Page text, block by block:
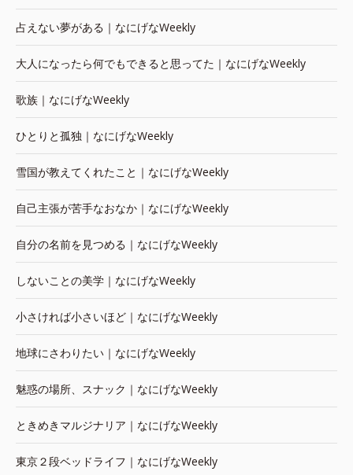
占えない夢がある｜なにげなWeekly
大人になったら何でもできると思ってた｜なにげなWeekly
歌族｜なにげなWeekly
ひとりと孤独｜なにげなWeekly
雪国が教えてくれたこと｜なにげなWeekly
自己主張が苦手なおなか｜なにげなWeekly
自分の名前を見つめる｜なにげなWeekly
しないことの美学｜なにげなWeekly
小さければ小さいほど｜なにげなWeekly
地球にさわりたい｜なにげなWeekly
魅惑の場所、スナック｜なにげなWeekly
ときめきマルジナリア｜なにげなWeekly
東京２段ベッドライフ｜なにげなWeekly